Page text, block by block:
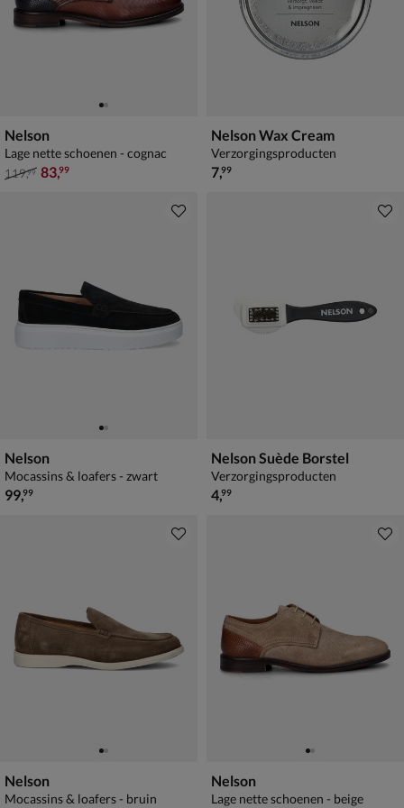
Nelson
Lage nette schoenen - cognac
van € 119,99 voor € 83,99
119,99 83,99
Nelson Wax Cream
Verzorgingsproducten
€ 7,99
7,99
Nelson
Mocassins & loafers - zwart
€ 99,99
99,99
Nelson Suède Borstel
Verzorgingsproducten
€ 4,99
4,99
Nelson
Mocassins & loafers - bruin
Nelson
Lage nette schoenen - beige